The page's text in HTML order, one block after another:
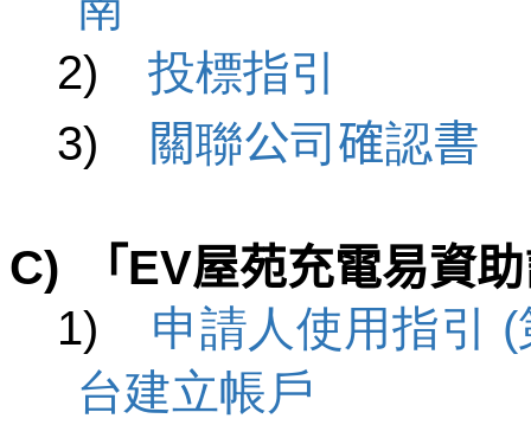
2)
投標指引
3)
關聯公司 確認書
C) 「 EV屋苑充電易資
1)
申請人使用指引 (
台建立帳戶